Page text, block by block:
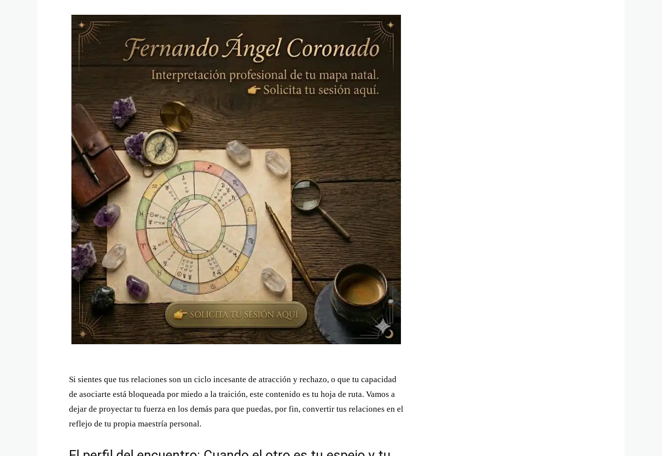
Si sientes que tus relaciones son un ciclo incesante de atracción y rechazo, o que tu capacidad
de asociarte está bloqueada por miedo a la traición, este contenido es tu hoja de ruta. Vamos a
dejar de proyectar tu fuerza en los demás para que puedas, por fin, convertir tus relaciones en el
reflejo de tu propia maestría personal.